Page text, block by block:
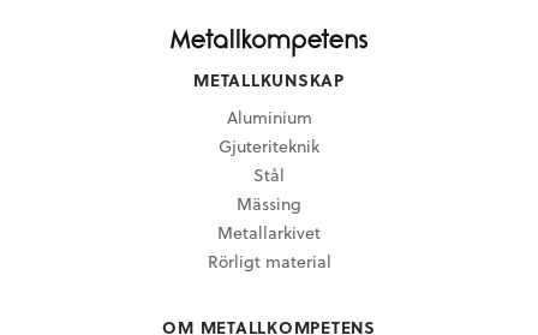
METALLKUNSKAP
Aluminium
Gjuteriteknik
Stål
Mässing
Metallarkivet
Rörligt material
OM METALLKOMPETENS